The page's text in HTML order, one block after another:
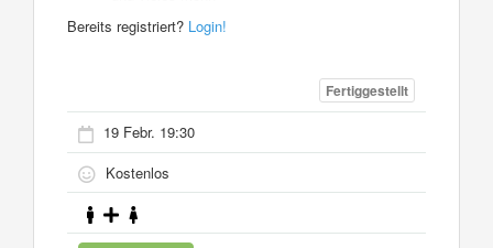
Bereits registriert? Login!
Fertiggestellt
19 Febr. 19:30
Kostenlos